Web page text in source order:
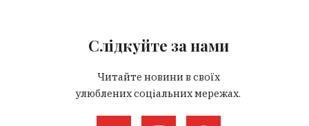
Слідкуйте за нами
Читайте новини в своїх
улюблених соціальних мережах.